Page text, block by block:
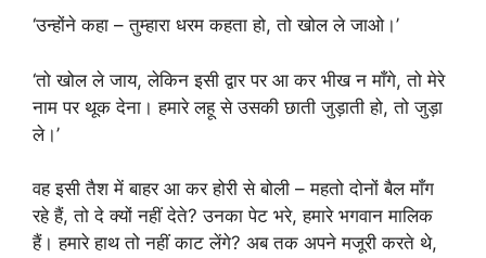
‘उन्होंने कहा – तुम्हारा धरम कहता हो, तो खोल ले जाओ।’
‘तो खोल ले जाय, लेकिन इसी द्वार पर आ कर भीख न माँगे, तो मेरे
नाम पर थूक देना। हमारे लहू से उसकी छाती जुड़ाती हो, तो जुड़ा
ले।’
वह इसी तैश में बाहर आ कर होरी से बोली – महतो दोनों बैल माँग
रहे हैं, तो दे क्यों नहीं देते? उनका पेट भरे, हमारे भगवान मालिक
हैं। हमारे हाथ तो नहीं काट लेंगे? अब तक अपने मजूरी करते थे,